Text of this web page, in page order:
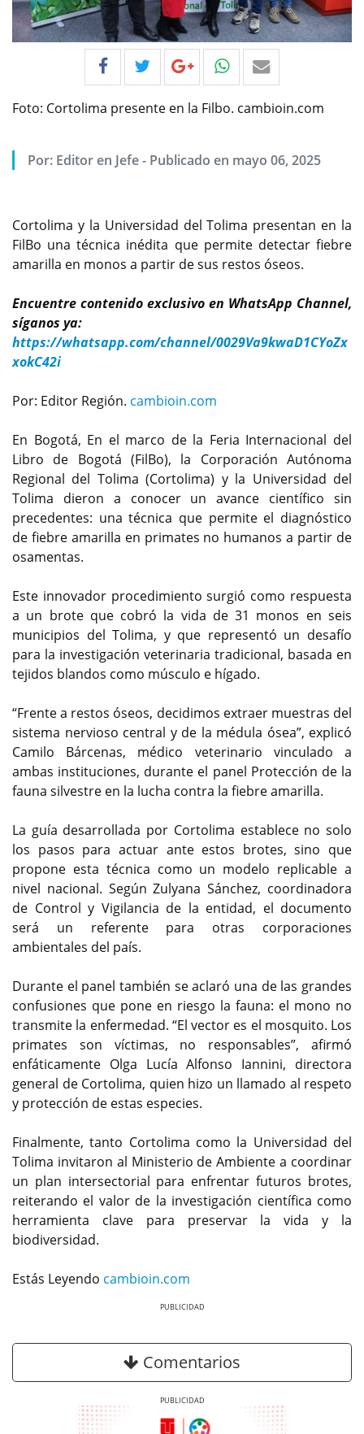
Foto: Cortolima presente en la Filbo. cambioin.com
Por: Editor en Jefe- Publicado en mayo 06, 2025
Cortolima y la Universidad del Tolima presentan en la
FilBo una técnica inédita que permite detectar fiebre
amarilla en monos a partir de sus restos óseos.
Encuentre contenido exclusivo en WhatsApp Channel,
síganos ya:
https://whatsapp.com/channel/0029Va9kwaD1CYoZx
xokC42i
Por: Editor Región. cambioin.com
En Bogotá, En el marco de la Feria Internacional del
Libro de Bogotá (FilBo), la Corporación Autónoma
Regional del Tolima (Cortolima) y la Universidad del
Tolima dieron a conocer un avance científico sin
precedentes: una técnica que permite el diagnóstico
de fiebre amarilla en primates no humanos a partir de
osamentas.
Este innovador procedimiento surgió como respuesta
a un brote que cobró la vida de 31 monos en seis
municipios del Tolima, y que representó un desafío
para la investigación veterinaria tradicional, basada en
tejidos blandos como músculo e hígado.
“Frente a restos óseos, decidimos extraer muestras del
sistema nervioso central y de la médula ósea”, explicó
Camilo Bárcenas, médico veterinario vinculado a
ambas instituciones, durante el panel Protección de la
fauna silvestre en la lucha contra la fiebre amarilla.
La guía desarrollada por Cortolima establece no solo
los pasos para actuar ante estos brotes, sino que
propone esta técnica como un modelo replicable a
nivel nacional. Según Zulyana Sánchez, coordinadora
de Control y Vigilancia de la entidad, el documento
será un referente para otras corporaciones
ambientales del país.
Durante el panel también se aclaró una de las grandes
confusiones que pone en riesgo la fauna: el mono no
transmite la enfermedad. “El vector es el mosquito. Los
primates son víctimas, no responsables”, afirmó
enfáticamente Olga Lucía Alfonso Iannini, directora
general de Cortolima, quien hizo un llamado al respeto
y protección de estas especies.
Finalmente, tanto Cortolima como la Universidad del
Tolima invitaron al Ministerio de Ambiente a coordinar
un plan intersectorial para enfrentar futuros brotes,
reiterando el valor de la investigación científica como
herramienta clave para preservar la vida y la
biodiversidad.
Estás Leyendo cambioin.com
Comentarios